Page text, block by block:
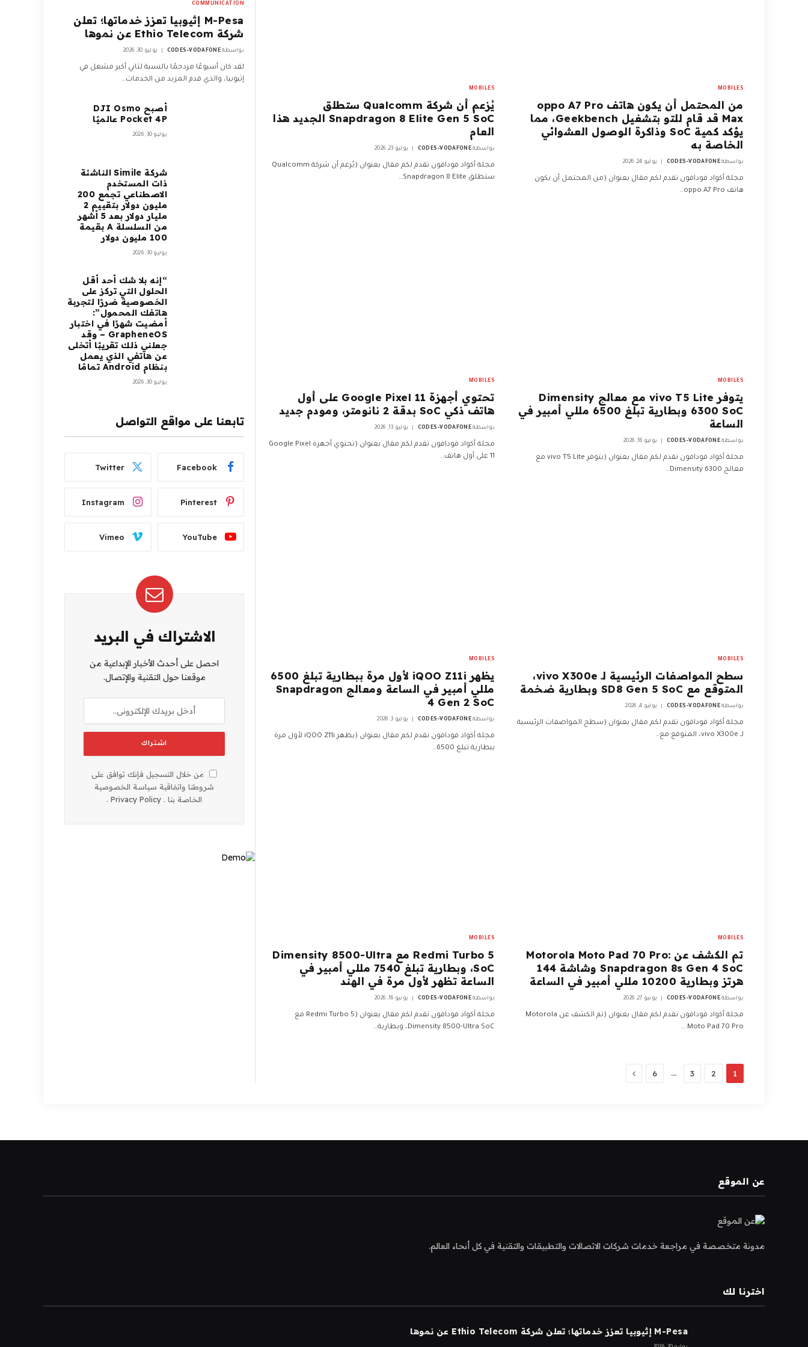
MOBILES
من المحتمل أن يكون هاتف oppo A7 Pro
Max قد قام للتو بتشغيل Geekbench، مما
يؤكد كمية SoC وذاكرة الوصول العشوائي
الخاصة به
بواسطة CODES-VODAFONE يوليو 24, 2026
مجلة أكواد فودافون تقدم لكم مقال بعنوان (من المحتمل أن يكون
هاتف oppo A7 Pro…
MOBILES
يُزعم أن شركة Qualcomm ستطلق
Snapdragon 8 Elite Gen 5 SoC الجديد هذا
العام
بواسطة CODES-VODAFONE يوليو 23, 2026
مجلة أكواد فودافون تقدم لكم مقال بعنوان (يُزعم أن شركة Qualcomm
ستطلق Snapdragon 8 Elite…
MOBILES
يتوفر vivo T5 Lite مع معالج Dimensity
6300 SoC وبطارية تبلغ 6500 مللي أمبير في
الساعة
بواسطة CODES-VODAFONE يوليو 16, 2026
مجلة أكواد فودافون تقدم لكم مقال بعنوان (يتوفر vivo T5 Lite مع
معالج Dimensity 6300…
MOBILES
تحتوي أجهزة Google Pixel 11 على أول
هاتف ذكي SoC بدقة 2 نانومتر، ومودم جديد
بواسطة CODES-VODAFONE يوليو 13, 2026
مجلة أكواد فودافون تقدم لكم مقال بعنوان (تحتوي أجهزة Google Pixel
11 على أول هاتف…
MOBILES
سطح المواصفات الرئيسية لـ vivo X300e،
المتوقع مع SD8 Gen 5 SoC وبطارية ضخمة
بواسطة CODES-VODAFONE يوليو 4, 2026
مجلة أكواد فودافون تقدم لكم مقال بعنوان (سطح المواصفات الرئيسية
لـ vivo X300e، المتوقع مع…
MOBILES
يظهر iQOO Z11i لأول مرة ببطارية تبلغ 6500
مللي أمبير في الساعة ومعالج Snapdragon
4 Gen 2 SoC
بواسطة CODES-VODAFONE يوليو 3, 2026
مجلة أكواد فودافون تقدم لكم مقال بعنوان (يظهر iQOO Z11i لأول مرة
ببطارية تبلغ 6500…
MOBILES
تم الكشف عن Motorola Moto Pad 70 Pro:
Snapdragon 8s Gen 4 SoC وشاشة 144
هرتز وبطارية 10200 مللي أمبير في الساعة
بواسطة CODES-VODAFONE يونيو 27, 2026
مجلة أكواد فودافون تقدم لكم مقال بعنوان (تم الكشف عن Motorola
Moto Pad 70 Pro:…
MOBILES
Redmi Turbo 5 مع Dimensity 8500-Ultra
SoC، وبطارية تبلغ 7540 مللي أمبير في
الساعة تظهر لأول مرة في الهند
بواسطة CODES-VODAFONE يونيو 16, 2026
مجلة أكواد فودافون تقدم لكم مقال بعنوان (Redmi Turbo 5 مع
Dimensity 8500-Ultra SoC، وبطارية…
1
2
3
…
6 التالي
COMMUNICATION
M-Pesa إثيوبيا تعزز خدماتها؛ تعلن
شركة Ethio Telecom عن نموها
بواسطة CODES-VODAFONE يوليو 30, 2026
لقد كان أسبوعًا مزدحمًا بالنسبة لثاني أكبر مشغل في
إثيوبيا، والذي قدم المزيد من الخدمات…
أصبح DJI Osmo
Pocket 4P عالميًا
يوليو 30, 2026
شركة Simile الناشئة
ذات المستخدم
الاصطناعي تجمع 200
مليون دولار بتقييم 2
مليار دولار بعد 5 أشهر
من السلسلة A بقيمة
100 مليون دولار
يوليو 30, 2026
“إنه بلا شك أحد أقل
الحلول التي تركز على
الخصوصية ضررًا لتجربة
هاتفك المحمول”:
أمضيت شهرًا في اختبار
GrapheneOS – وقد
جعلني ذلك تقريبًا أتخلى
عن هاتفي الذي يعمل
بنظام Android تمامًا
يوليو 30, 2026
تابعنا على مواقع التواصل
Facebook
Twitter
Pinterest
Instagram
YouTube
Vimeo
الاشتراك في البريد
احصل على أحدث الأخبار الإبداعية من
موقعنا حول التقنية والإتصال.
من خلال التسجيل فإنك توافق على
شروطنا واتفاقية سياسة الخصوصية
الخاصة بنا . Privacy Policy
.
عن الموقع
مدونة متخصصة في مراجعة خدمات شركات الاتصالات والتطبيقات والتقنية في كل أنحاء العالم.
اخترنا لك
M-Pesa إثيوبيا تعزز خدماتها؛ تعلن شركة Ethio Telecom عن نموها